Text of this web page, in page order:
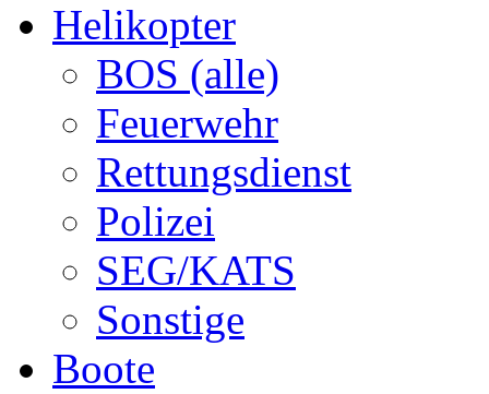
Helikopter
BOS (alle)
Feuerwehr
Rettungsdienst
Polizei
SEG/KATS
Sonstige
Boote